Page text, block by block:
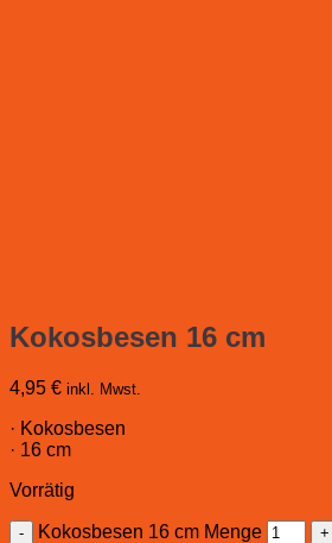
Kokosbesen 16 cm
4,95 € inkl. Mwst.
· Kokosbesen
· 16 cm
Vorrätig
Kokosbesen 16 cm Menge